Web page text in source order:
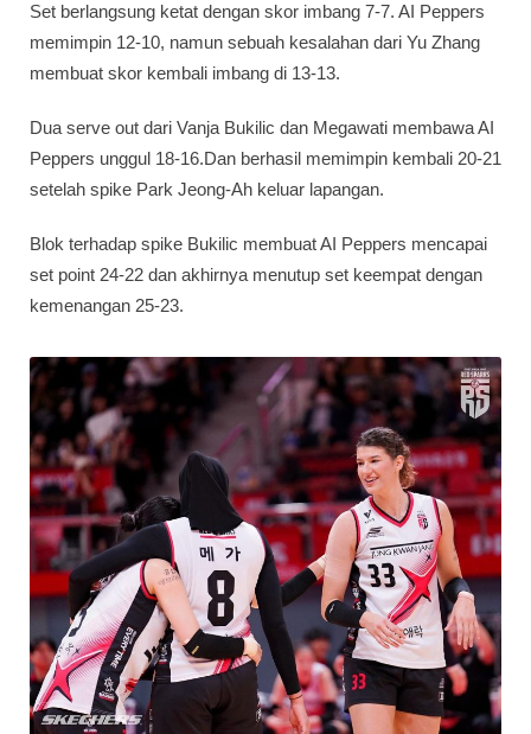
Set berlangsung ketat dengan skor imbang 7-7. AI Peppers
memimpin 12-10, namun sebuah kesalahan dari Yu Zhang
membuat skor kembali imbang di 13-13.
Dua serve out dari Vanja Bukilic dan Megawati membawa AI
Peppers unggul 18-16.Dan berhasil memimpin kembali 20-21
setelah spike Park Jeong-Ah keluar lapangan.
Blok terhadap spike Bukilic membuat AI Peppers mencapai
set point 24-22 dan akhirnya menutup set keempat dengan
kemenangan 25-23.